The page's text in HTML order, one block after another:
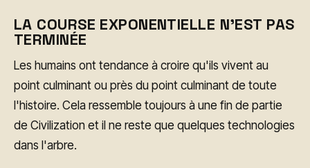
LA COURSE EXPONENTIELLE N'EST PAS
TERMINÉE
Les humains ont tendance à croire qu'ils vivent au
point culminant ou près du point culminant de toute
l'histoire. Cela ressemble toujours à une fin de partie
de Civilization et il ne reste que quelques technologies
dans l'arbre.